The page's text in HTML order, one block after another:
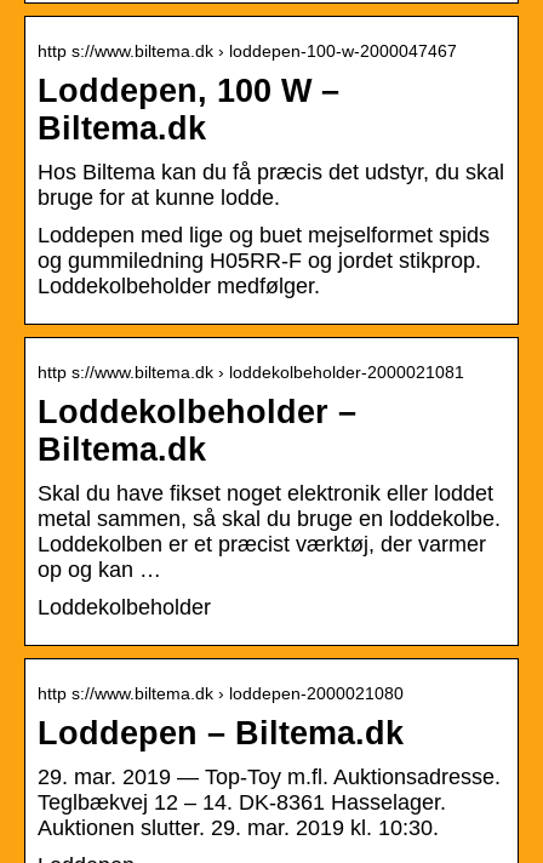
http s://www.biltema.dk › loddepen-100-w-2000047467
Loddepen, 100 W –
Biltema.dk
Hos Biltema kan du få præcis det udstyr, du skal
bruge for at kunne lodde.
Loddepen med lige og buet mejselformet spids
og gummiledning H05RR-F og jordet stikprop.
Loddekolbeholder medfølger.
http s://www.biltema.dk › loddekolbeholder-2000021081
Loddekolbeholder –
Biltema.dk
Skal du have fikset noget elektronik eller loddet
metal sammen, så skal du bruge en loddekolbe.
Loddekolben er et præcist værktøj, der varmer
op og kan …
Loddekolbeholder
http s://www.biltema.dk › loddepen-2000021080
Loddepen – Biltema.dk
29. mar. 2019 — Top-Toy m.fl. Auktionsadresse.
Teglbækvej 12 – 14. DK-8361 Hasselager.
Auktionen slutter. 29. mar. 2019 kl. 10:30.